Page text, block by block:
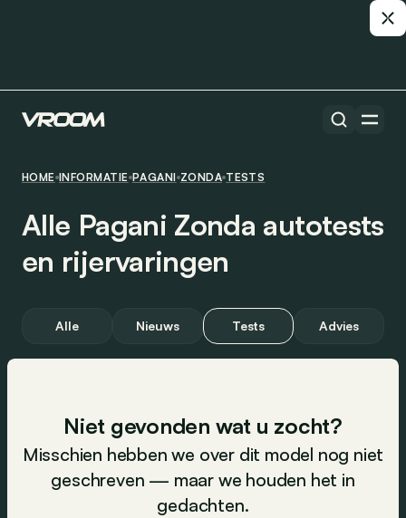
HOME INFORMATIE PAGANI ZONDA TESTS
Alle Pagani Zonda autotests
en rijervaringen
Alle Nieuws Tests Advies
Niet gevonden wat u zocht?
Misschien hebben we over dit model nog niet
geschreven — maar we houden het in
gedachten.